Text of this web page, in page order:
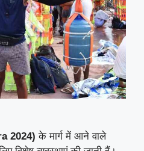
2024)के मार्ग में आने वाले